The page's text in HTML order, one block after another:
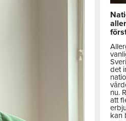
det
nu.
att
kan